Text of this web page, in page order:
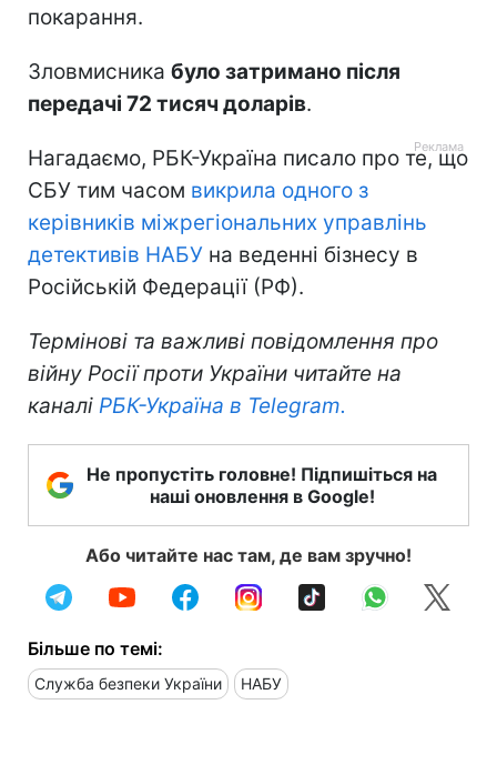
покарання.
Зловмисника було затримано після
передачі 72 тисяч доларів.
Нагадаємо, РБК-Україна писало про те, що
СБУ тим часом викрила одного з
керівників міжрегіональних управлінь
детективів НАБУ на веденні бізнесу в
Російській Федерації (РФ).
Термінові та важливі повідомлення про
війну Росії проти України читайте на
каналі РБК-Україна в Telegram.
Не пропустіть головне! Підпишіться на
наші оновлення в Google!
Або читайте нас там, де вам зручно!
Більше по темі:
Служба безпеки України НАБУ